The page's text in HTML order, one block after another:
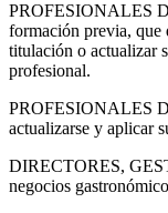
PROFESIONALES
formación previa, que
titulación o actualizar
profesional.
PROFESIONALES
actualizarse y aplicar
DIRECTORES,
negocios